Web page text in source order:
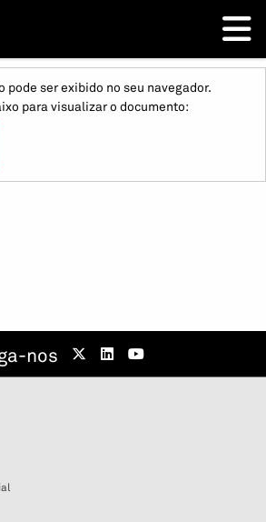
pode ser exibido no seu navegador.
para visualizar o documento:
nos